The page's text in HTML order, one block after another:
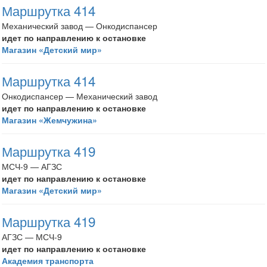
Маршрутка 414
Механический завод — Онкодиспансер
идет по направлению к остановке
Магазин «Детский мир»
Маршрутка 414
Онкодиспансер — Механический завод
идет по направлению к остановке
Магазин «Жемчужина»
Маршрутка 419
МСЧ-9 — АГЗС
идет по направлению к остановке
Магазин «Детский мир»
Маршрутка 419
АГЗС — МСЧ-9
идет по направлению к остановке
Академия транспорта